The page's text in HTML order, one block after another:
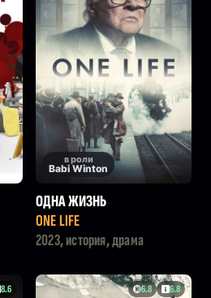
в роли
Babi Winton
ОДНА ЖИЗНЬ
ONE LIFE
2023, история, драма
8.6 6.8 6.8